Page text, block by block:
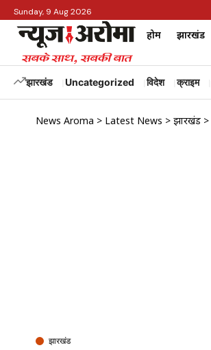
Sunday, 9 Aug 2026
होम झारखंड
झारखंड Uncategorized विदेश क्राइम
News Aroma > Latest News > झारखंड >
झारखंड